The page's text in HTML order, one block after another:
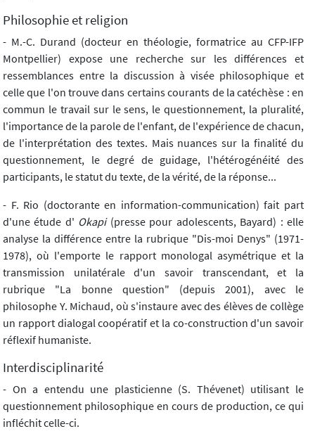
Philosophie et religion
- M.-C. Durand (docteur en théologie, formatrice au CFP-IFP
Montpellier) expose une recherche sur les différences et
ressemblances entre la discussion à visée philosophique et
celle que l'on trouve dans certains courants de la catéchèse : en
commun le travail sur le sens, le questionnement, la pluralité,
l'importance de la parole de l'enfant, de l'expérience de chacun,
de l'interprétation des textes. Mais nuances sur la finalité du
questionnement, le degré de guidage, l'hétérogénéité des
participants, le statut du texte, de la vérité, de la réponse...
- F. Rio (doctorante en information-communication) fait part
d'une étude d' Okapi(presse pour adolescents, Bayard) : elle
analyse la différence entre la rubrique "Dis-moi Denys" (1971-
1978), où l'emporte le rapport monologal asymétrique et la
transmission unilatérale d'un savoir transcendant, et la
rubrique "La bonne question" (depuis 2001), avec le
philosophe Y. Michaud, où s'instaure avec des élèves de collège
un rapport dialogal coopératif et la co-construction d'un savoir
réflexif humaniste.
Interdisciplinarité
- On a entendu une plasticienne (S. Thévenet) utilisant le
questionnement philosophique en cours de production, ce qui
infléchit celle-ci.